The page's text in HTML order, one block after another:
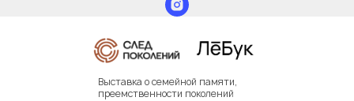
Выставка о семейной памяти,
преемственности поколений